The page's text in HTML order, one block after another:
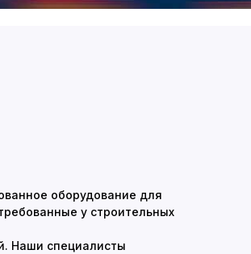
оборудование для
у строительных
Наши специалисты